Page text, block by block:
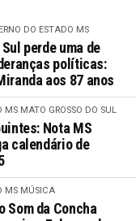
DO ESTADO MS
perde uma de
políticas:
aos 87 anos
MS MATO GROSSO DO SUL
Nota MS
calendário de
MS MÚSICA
Som da Concha